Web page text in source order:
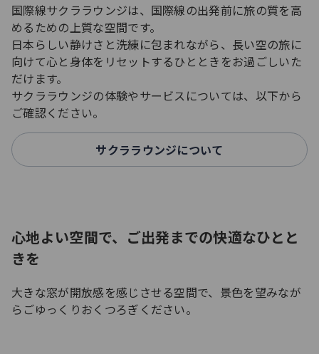
国際線サクララウンジは、国際線の出発前に旅の質を高
めるための上質な空間です。
日本らしい静けさと洗練に包まれながら、長い空の旅に
向けて心と身体をリセットするひとときをお過ごしいた
だけます。
サクララウンジの体験やサービスについては、以下から
ご確認ください。
サクララウンジについて
心地よい空間で、ご出発までの快適なひとと
きを
大きな窓が開放感を感じさせる空間で、景色を望みなが
らごゆっくりおくつろぎください。